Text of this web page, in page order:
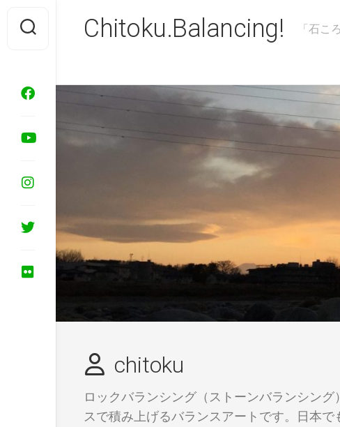
content
Chitoku.Balancing! 「石こ
chitoku
ロックバランシング（ストーンバランシン
スで積み上げるバランスアートです。日本